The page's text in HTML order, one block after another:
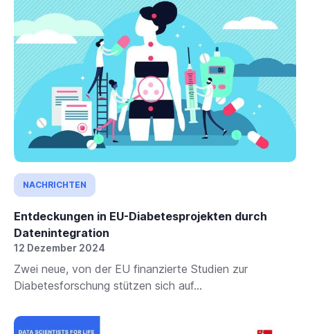
NACHRICHTEN
Entdeckungen in EU-Diabetesprojekten durch
Datenintegration
12 Dezember 2024
Zwei neue, von der EU finanzierte Studien zur
Diabetesforschung stützen sich auf...